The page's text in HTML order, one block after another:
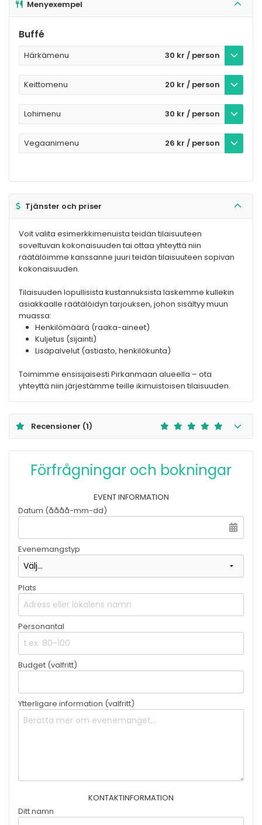
Menyexempel
Buffé
Härkämenu 30 kr / person
Keittomenu 20 kr / person
Lohimenu 30 kr / person
Vegaanimenu 26 kr / person
Tjänster och priser
Voit valita esimerkkimenuista teidän tilaisuuteen
soveltuvan kokonaisuuden tai ottaa yhteyttä niin
räätälöimme kanssanne juuri teidän tilaisuuteen sopivan
kokonaisuuden.
Tilaisuuden lopullisista kustannuksista laskemme kullekin
asiakkaalle räätälöidyn tarjouksen, johon sisältyy muun
muassa:
Henkilömäärä (raaka-aineet)
Kuljetus (sijainti)
Lisäpalvelut (astiasto, henkilökunta)
Toimimme ensisijaisesti Pirkanmaan alueella – ota
yhteyttä niin järjestämme teille ikimuistoisen tilaisuuden.
Recensioner (1)
Förfrågningar och bokningar
EVENT INFORMATION
Datum (åååå-mm-dd)
Evenemangstyp
Plats
Personantal
Budget (valfritt)
Ytterligare information (valfritt)
KONTAKTINFORMATION
Ditt namn